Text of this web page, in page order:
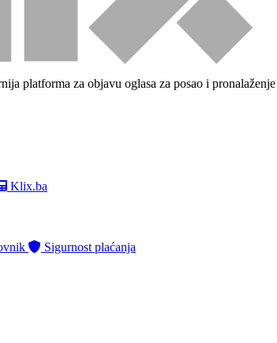
platforma za objavu oglasa za posao i
Klix.ba
Sigurnost plaćanja